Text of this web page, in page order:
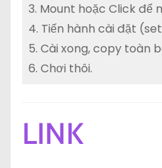
3. Mount hoặc Click để
4. Tiến hành cài đặt
5. Cài xong, copy toàn
6. Chơi thôi.
LINK